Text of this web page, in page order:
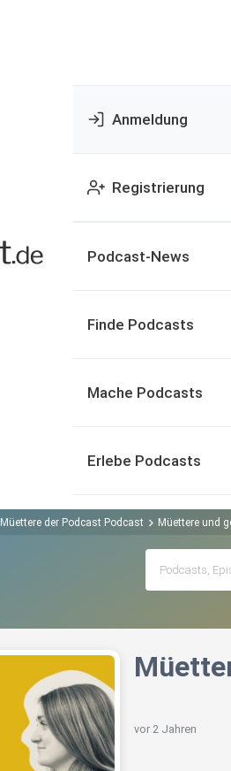
Anmeldung
Registrierung
Podcast-News
Finde Podcasts
Mache Podcasts
Erlebe Podcasts
Müettere der Podcast Podcast Müettere und
vor 2 Jahren